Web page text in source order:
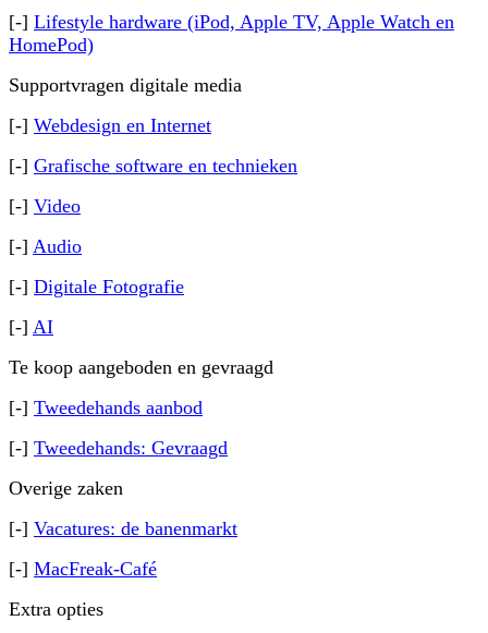
[-] Lifestyle hardware (iPod, Apple TV, Apple Watch en
HomePod)
Supportvragen digitale media
[-] Webdesign en Internet
[-] Grafische software en technieken
[-] Video
[-] Audio
[-] Digitale Fotografie
[-] AI
Te koop aangeboden en gevraagd
[-] Tweedehands aanbod
[-] Tweedehands: Gevraagd
Overige zaken
[-] Vacatures: de banenmarkt
[-] MacFreak-Café
Extra opties